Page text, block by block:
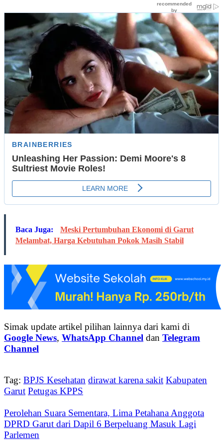
Baca Juga:
Meski Pertumbuhan Ekonomi di Garut
Melambat, Harga Kebutuhan Pokok Masih Stabil
Simak update artikel pilihan lainnya dari kami di
Google News, WhatsApp Channel dan Telegram
Channel
Tag: BPJS Kesehatan dirawat karena sakit Kabupaten
Garut Petugas KPPS
Perolehan Suara Sementara, Lima Petahana Anggota
DPRD Garut dari Dapil 6 Berpeluang Masuk Lagi
Parlemen